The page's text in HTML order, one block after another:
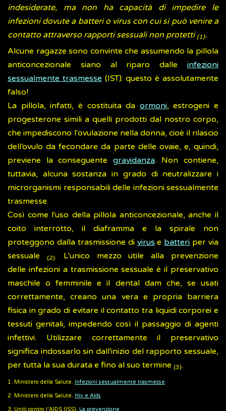
indesiderate, ma non ha capacità di impedire le
infezioni dovute a batteri o virus con cui si può venire a
contatto attraverso rapporti sessuali non protetti (1).
Alcune ragazze sono convinte che assumendo la pillola
anticoncezionale siano al riparo dalle infezioni
sessualmente trasmesse (IST): questo è assolutamente
falso!
La pillola, infatti, è costituita da ormoni, estrogeni e
progesterone simili a quelli prodotti dal nostro corpo,
che impediscono l'ovulazione nella donna, cioè il rilascio
dell’ovulo da fecondare da parte delle ovaie, e, quindi,
previene la conseguente gravidanza. Non contiene,
tuttavia, alcuna sostanza in grado di neutralizzare i
microrganismi responsabili delle infezioni sessualmente
trasmesse.
Così come l'uso della pillola anticoncezionale, anche il
coito interrotto, il diaframma e la spirale non
proteggono dalla trasmissione di virus e batteri per via
sessuale
(2). L'unico mezzo utile alla prevenzione
delle infezioni a trasmissione sessuale è il preservativo
maschile o femminile e il dental dam che, se usati
correttamente, creano una vera e propria barriera
fisica in grado di evitare il contatto tra liquidi corporei e
tessuti genitali, impedendo così il passaggio di agenti
infettivi. Utilizzare correttamente il preservativo
significa indossarlo sin dall'inizio del rapporto sessuale,
per tutta la sua durata e fino al suo termine (3).
1. Ministero della Salute. Infezioni sessualmente trasmesse
2. Ministero della Salute. Hiv e Aids
3. Uniti contro l'AIDS (ISS). La prevenzione